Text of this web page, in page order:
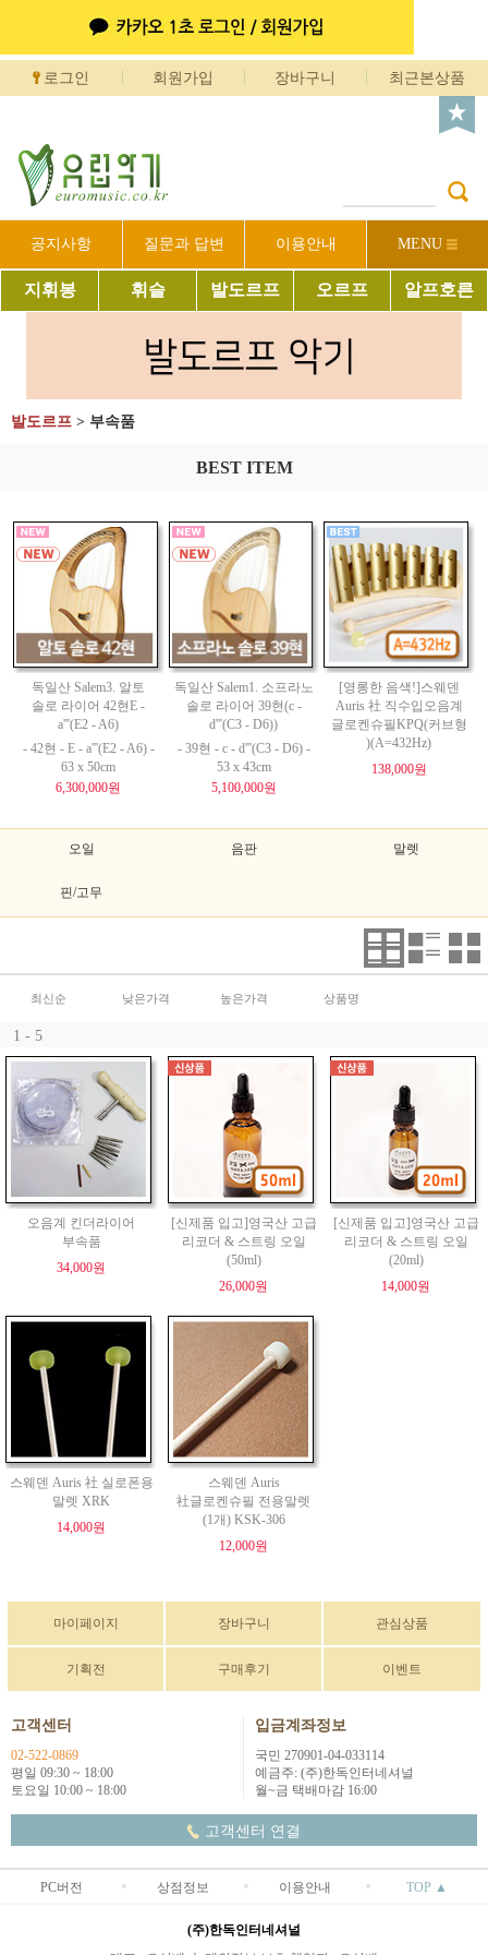
로그인 회원가입 장바구니 최근본상품
공지사항 질문과 답변 이용안내 MENU
지휘봉 휘슬 발도르프 오르프 알프호른
발도르프 > 부속품
BEST ITEM
독일산 Salem3. 알토
솔로 라이어 42현E -
a'''(E2 - A6)
- 42현 - E - a'''(E2 - A6) -
63 x 50cm
6,300,000원
독일산 Salem1. 소프라노
솔로 라이어 39현(c -
d'''(C3 - D6))
- 39현 - c - d'''(C3 - D6) -
53 x 43cm
5,100,000원
[영롱한 음색!]스웨덴
Auris 社 직수입오음계
글로켄슈필KPQ(커브형
)(A=432Hz)
138,000원
오일 음판 말렛
핀/고무
최신순 낮은가격 높은가격 상품명
1 - 5
오음계 킨더라이어
부속품
34,000원
[신제품 입고]영국산 고급
리코더 & 스트링 오일
(50ml)
26,000원
[신제품 입고]영국산 고급
리코더 & 스트링 오일
(20ml)
14,000원
스웨덴 Auris 社 실로폰용
말렛 XRK
14,000원
스웨덴 Auris
社글로켄슈필 전용말렛
(1개) KSK-306
12,000원
마이페이지 장바구니 관심상품
기획전 구매후기 이벤트
고객센터
02-522-0869
평일 09:30 ~ 18:00
토요일 10:00 ~ 18:00
입금계좌정보
국민 270901-04-033114
예금주: (주)한독인터네셔널
월~금 택배마감 16:00
고객센터 연결
PC버전 상점정보 이용안내 TOP ▲
(주)한독인터네셔널